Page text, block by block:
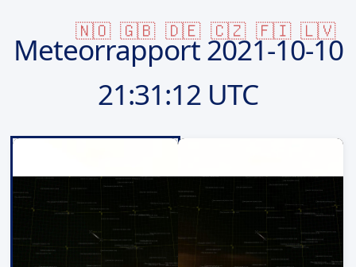
🇳🇴 🇬🇧 🇩🇪 🇨🇿 🇫🇮 🇱🇻
Meteorrapport2021-10-10
21:31:12 UTC